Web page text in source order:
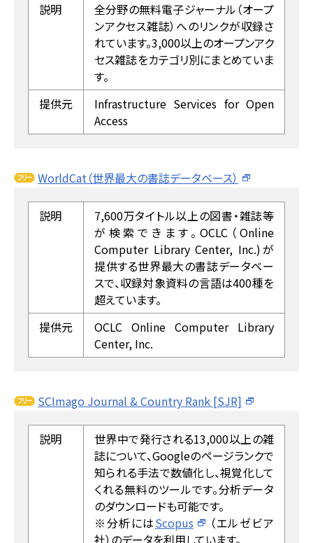
説明
全分野の無料電子ジャーナル（オープ
ンアクセス雑誌）へのリンクが収録さ
れています。3,000以上のオープンアク
セス雑誌をカテゴリ別にまとめていま
す。
提供元
Infrastructure Services for Open
Access
WorldCat（世界最大の書誌データベース）
説明
7,600万タイトル以上の図書・雑誌等
が検索できます。OCLC（Online
Computer Library Center, Inc.)が
提供する世界最大の書誌データベー
スで、収録対象資料の言語は400種を
超えています。
提供元
OCLC Online Computer Library
Center, Inc.
SCImago Journal & Country Rank [SJR]
説明
世界中で発行される13,000以上の雑
誌について、Googleのページランクで
知られる手法で数値化し、視覚化して
くれる無料のツールです。分析データ
のダウンロードも可能です。
※分析にはScopus
（エルゼビア
社）のデータを利用しています。